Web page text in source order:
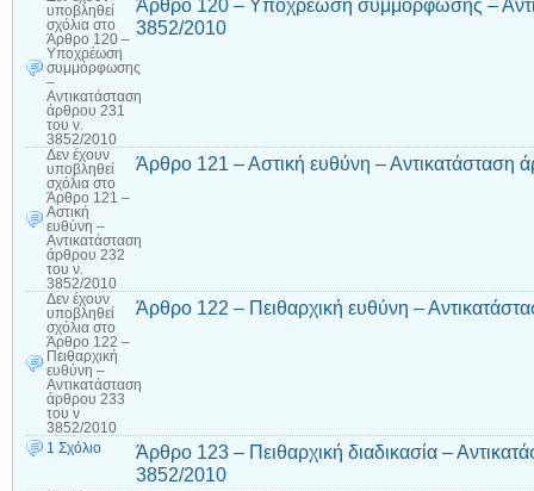
υποβληθεί
σχόλια στο
Άρθρο 120 –
Υποχρέωση
συμμόρφωσης
–
Αντικατάσταση
άρθρου 231
του ν.
3852/2010
Άρθρο 120 – Υποχρέωση συμμόρφωσης –
3852/2010
Δεν έχουν
υποβληθεί
σχόλια στο
Άρθρο 121 –
Αστική
ευθύνη –
Αντικατάσταση
άρθρου 232
του ν.
3852/2010
Άρθρο 121 – Αστική ευθύνη – Αντικατάσταση
Δεν έχουν
υποβληθεί
σχόλια στο
Άρθρο 122 –
Πειθαρχική
ευθύνη –
Αντικατάσταση
άρθρου 233
του ν
3852/2010
Άρθρο 122 – Πειθαρχική ευθύνη –
1 Σχόλιο
Άρθρο 123 – Πειθαρχική διαδικασία –
3852/2010